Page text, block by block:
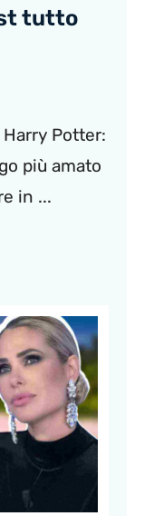
tutto
Potter:
più amato
in ...